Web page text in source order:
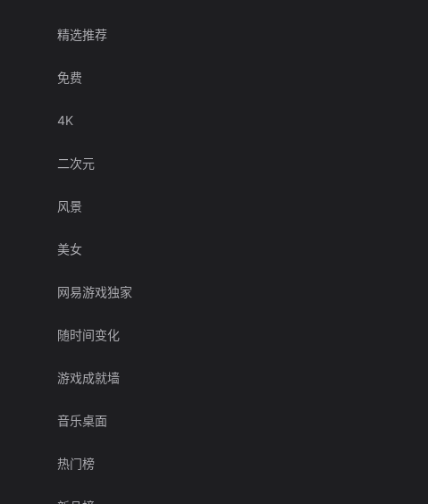
精选推荐
免费
4K
二次元
风景
美女
网易游戏独家
随时间变化
游戏成就墙
音乐桌面
热门榜